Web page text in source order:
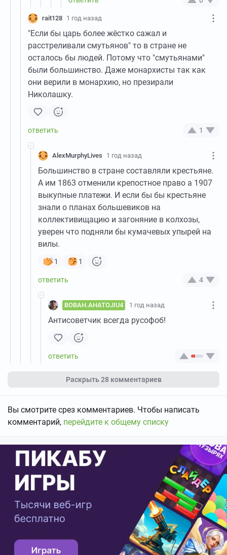
rait128 1 год назад
"Если бы царь более жёстко сажал и
расстреливали смутьянов" то в стране не
осталось бы людей. Потому что "смутьянами"
были большинство. Даже монархисты так как
они верили в монархию, но презирали
Николашку.
1
AlexMurphyLives 1 год назад
Большинство в стране составляли крестьяне.
А им 1863 отменили крепостное право а 1907
выкупные платежи. И если бы бы крестьяне
знали о планах большевиков на
коллективищацию и загоняние в колхозы,
уверен что подняли бы кумачевых упырей на
вилы.
1 1
4
BOBAH.AHATOJIU4 1 год назад
Антисоветчик всегда русофоб!
Раскрыть28 комментариев
Вы смотрите срез комментариев. Чтобы написать
комментарий, перейдите к общему списку